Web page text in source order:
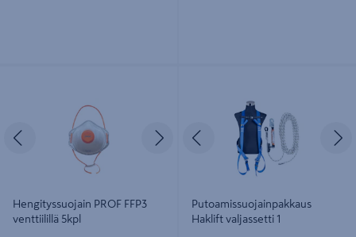
Edellinen Seuraava
Hengityssuojain PROF FFP3
venttiilillä 5kpl
Edellinen
Putoamissuojainpakkaus
Haklift valjassetti 1